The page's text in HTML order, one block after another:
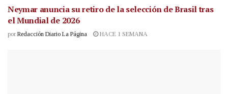
Neymar anuncia su retiro de la selección de Brasil tras
el Mundial de 2026
por Redacción Diario La Página HACE 1 SEMANA